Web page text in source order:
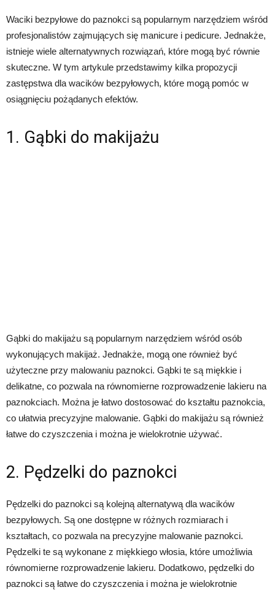
Waciki bezpyłowe do paznokci są popularnym narzędziem wśród
profesjonalistów zajmujących się manicure i pedicure. Jednakże,
istnieje wiele alternatywnych rozwiązań, które mogą być równie
skuteczne. W tym artykule przedstawimy kilka propozycji
zastępstwa dla wacików bezpyłowych, które mogą pomóc w
osiągnięciu pożądanych efektów.
1. Gąbki do makijażu
Gąbki do makijażu są popularnym narzędziem wśród osób
wykonujących makijaż. Jednakże, mogą one również być
użyteczne przy malowaniu paznokci. Gąbki te są miękkie i
delikatne, co pozwala na równomierne rozprowadzenie lakieru na
paznokciach. Można je łatwo dostosować do kształtu paznokcia,
co ułatwia precyzyjne malowanie. Gąbki do makijażu są również
łatwe do czyszczenia i można je wielokrotnie używać.
2. Pędzelki do paznokci
Pędzelki do paznokci są kolejną alternatywą dla wacików
bezpyłowych. Są one dostępne w różnych rozmiarach i
kształtach, co pozwala na precyzyjne malowanie paznokci.
Pędzelki te są wykonane z miękkiego włosia, które umożliwia
równomierne rozprowadzenie lakieru. Dodatkowo, pędzelki do
paznokci są łatwe do czyszczenia i można je wielokrotnie